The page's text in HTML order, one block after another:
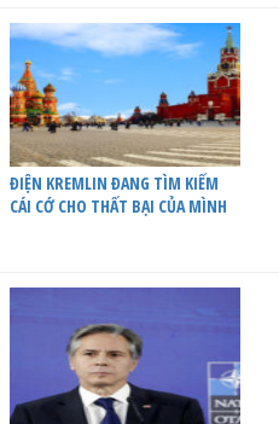
ĐIỆN KREMLIN ĐANG TÌM KIẾM
CÁI CỚ CHO THẤT BẠI CỦA MÌNH